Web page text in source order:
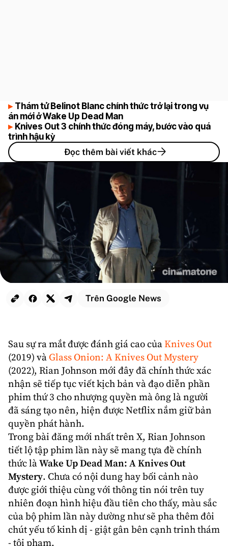
Trên Google News
Sau sự ra mắt được đánh giá cao củaKnives Out
(2019) và Glass Onion: A Knives Out Mystery
(2022), Rian Johnson mới đây đã chính thức xác
nhận sẽ tiếp tục viết kịch bản và đạo diễn phần
phim thứ 3 cho nhượng quyền mà ông là người
đã sáng tạo nên, hiện đượcNetflixnắm giữ bản
quyền phát hành.
Trong bài đăng mới nhất trên X, Rian Johnson
tiết lộ tập phim lần này sẽ mang tựa đề chính
thức làWake Up Dead Man: A Knives Out
Mystery. Chưa có nội dung hay bối cảnh nào
được giới thiệu cùng với thông tin nói trên tuy
nhiên đoạn hình hiệu đầu tiên cho thấy, màu sắc
của bộ phim lần này dường như sẽ pha thêm đôi
chút yếu tố kinh dị - giật gân bên cạnhtrinh thám
- tội phạm.
Thám tử Belinot Blanc chính thức trở lại trong vụ
án mới ở Wake Up Dead Man
Knives Out 3 chính thức đóng máy, bước vào quá
trình hậu kỳ
Đọc thêm bài viết khác